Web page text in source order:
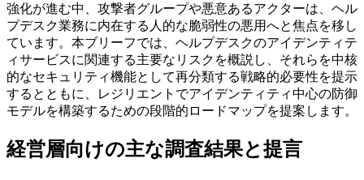
強化が進む中、攻撃者グループや悪意あるアクターは、ヘル
プデスク業務に内在する人的な脆弱性の悪用へと焦点を移し
ています。本ブリーフでは、ヘルプデスクのアイデンティテ
ィサービスに関連する主要なリスクを概説し、それらを中核
的なセキュリティ機能として再分類する戦略的必要性を提示
するとともに、レジリエントでアイデンティティ中心の防御
モデルを構築するための段階的ロードマップを提案します。
経営層向けの主な調査結果と提言